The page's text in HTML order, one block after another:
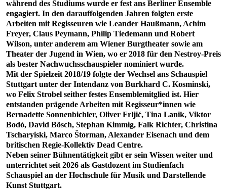
während des Studiums wurde er fest ans Berliner Ensemble
engagiert. In den darauffolgenden Jahren folgten erste
Arbeiten mit Regisseuren wie Leander Haußmann, Achim
Freyer, Claus Peymann, Philip Tiedemann und Robert
Wilson, unter anderem am Wiener Burgtheater sowie am
Theater der Jugend in Wien, wo er 2018 für den Nestroy-Preis
als bester Nachwuchsschauspieler nominiert wurde.
Mit der Spielzeit 2018/19 folgte der Wechsel ans Schauspiel
Stuttgart unter der Intendanz von Burkhard C. Kosminski,
wo Felix Strobel seither festes Ensemblemitglied ist. Hier
entstanden prägende Arbeiten mit Regisseur*innen wie
Bernadette Sonnenbichler, Oliver Frljić, Tina Lanik, Viktor
Bodó, David Bösch, Stephan Kimmig, Falk Richter, Christina
Tscharyiski, Marco Štorman, Alexander Eisenach und dem
britischen Regie-Kollektiv Dead Centre.
Neben seiner Bühnentätigkeit gibt er sein Wissen weiter und
unterrichtet seit 2026 als Gastdozent im Studienfach
Schauspiel an der Hochschule für Musik und Darstellende
Kunst Stuttgart.